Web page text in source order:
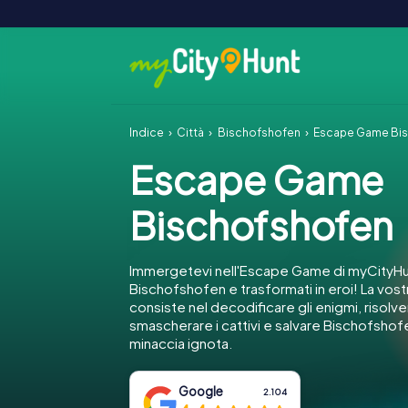
Indice Città Bischofshofen Escape Game
Escape Game
Bischofshofen
Immergetevi nell'Escape Game di
Bischofshofen e trasformati in eroi! La
consiste nel decodificare gli enigmi,
smascherare i cattivi e salvare
minaccia ignota.
Google 2.104